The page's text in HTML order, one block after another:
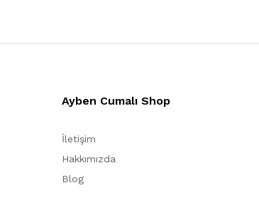
Ayben Cumalı Shop
İletişim
Hakkımızda
Blog